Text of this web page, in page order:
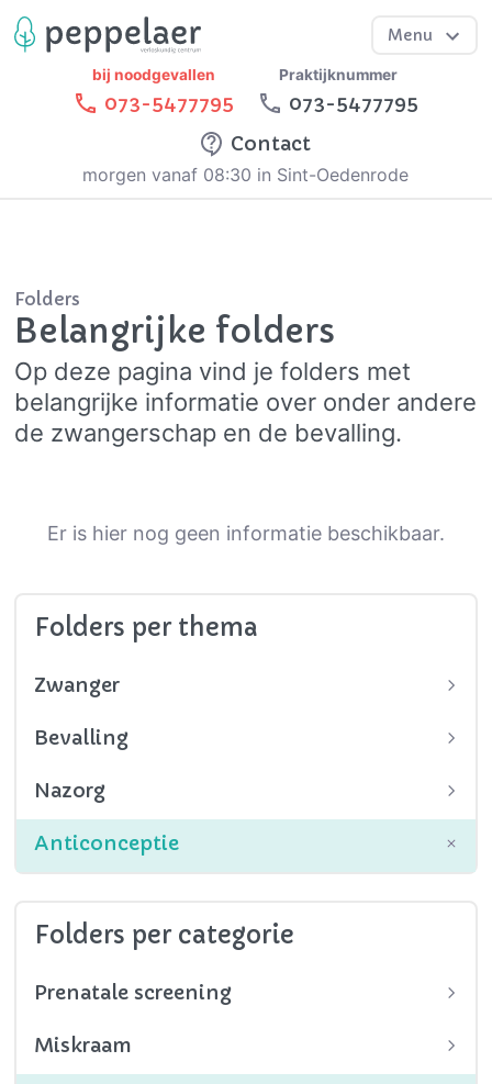
Menu
bij noodgevallen
073-5477795
Praktijknummer
073-5477795
Contact
morgen vanaf 08:30 in Sint-Oedenrode
Folders
Belangrijke folders
Op deze pagina vind je folders met
belangrijke informatie over onder andere
de zwangerschap en de bevalling.
Er is hier nog geen informatie beschikbaar.
Folders per thema
Zwanger
Bevalling
Nazorg
Anticonceptie
Folders per categorie
Prenatale screening
Miskraam